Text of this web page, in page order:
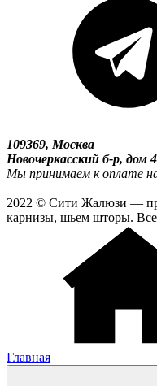
109369, Москва
Новочеркасский б-р, дом
Мы принимаем к оплате
2022 © Сити Жалюзи —
карнизы, шьем шторы.
Главная